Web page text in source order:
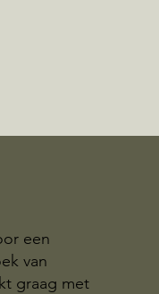
een
van
graag met